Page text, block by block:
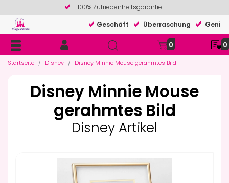
100% Zufriedenheitsgarantie
Geschäft
Überraschung
0 0
Startseite Disney Disney Minnie Mouse gerahmtes Bild
Disney Minnie Mouse
gerahmtes Bild
Disney Artikel